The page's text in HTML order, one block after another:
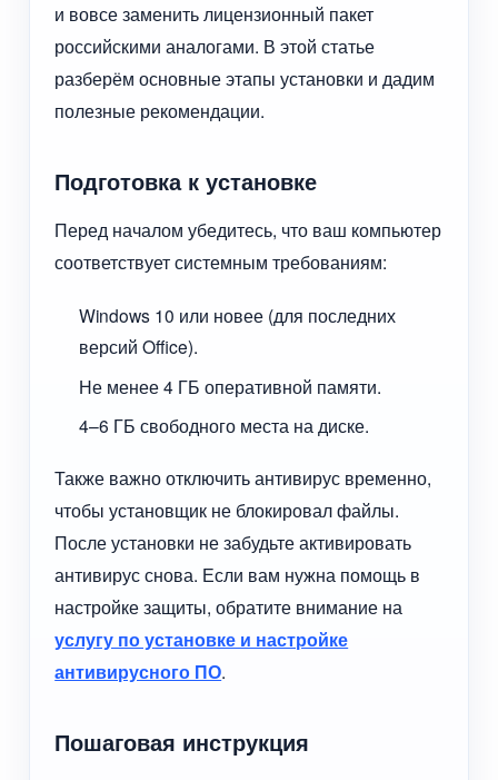
и вовсе заменить лицензионный пакет
российскими аналогами. В этой статье
разберём основные этапы установки и дадим
полезные рекомендации.
Подготовка к установке
Перед началом убедитесь, что ваш компьютер
соответствует системным требованиям:
Windows 10 или новее (для последних
версий Office).
Не менее 4 ГБ оперативной памяти.
4–6 ГБ свободного места на диске.
Также важно отключить антивирус временно,
чтобы установщик не блокировал файлы.
После установки не забудьте активировать
антивирус снова. Если вам нужна помощь в
настройке защиты, обратите внимание на
услугу по установке и настройке
антивирусного ПО.
Пошаговая инструкция